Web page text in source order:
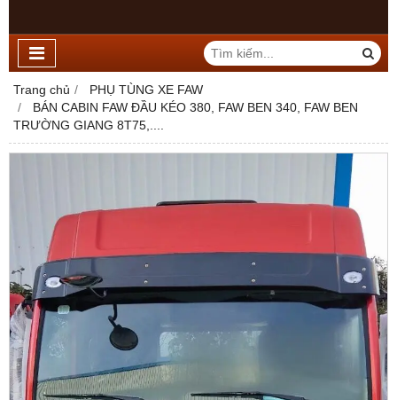
Trang chủ
PHỤ TÙNG XE FAW
BÁN CABIN FAW ĐẦU KÉO 380, FAW BEN 340, FAW BEN
TRƯỜNG GIANG 8T75,....